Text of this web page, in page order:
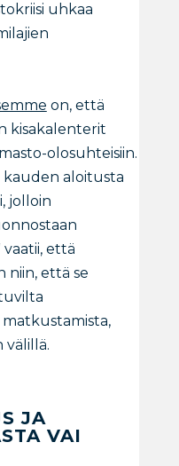
uhkaa
on, että
kisakalenterit
olosuhteisiin.
kauden aloitusta
jolloin
että
niin, että se
välillä.
JA
VAI